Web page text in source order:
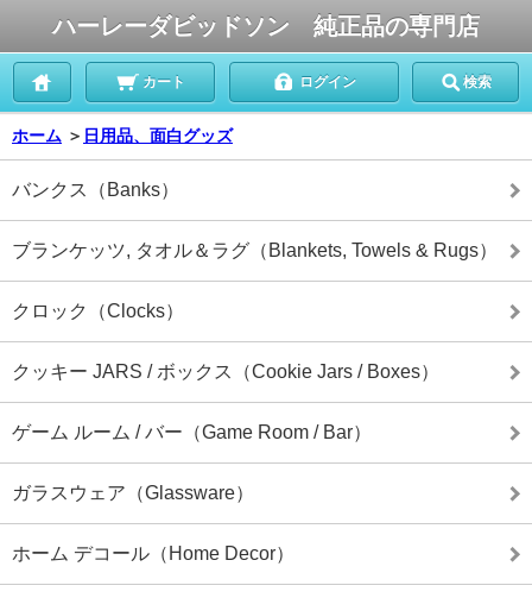
ハーレーダビッドソン 純正品の専門店
カート ログイン 検索
ホーム ＞ 日用品、面白グッズ
バンクス（Banks）
ブランケッツ, タオル＆ラグ（Blankets, Towels & Rugs）
クロック（Clocks）
クッキー JARS / ボックス（Cookie Jars / Boxes）
ゲーム ルーム / バー（Game Room / Bar）
ガラスウェア（Glassware）
ホーム デコール（Home Decor）